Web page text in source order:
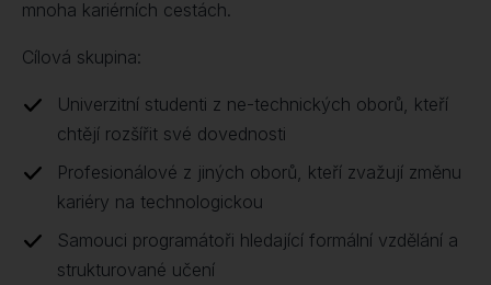
mnoha kariérních cestách.
Cílová skupina:
Univerzitní studenti z ne-technických oborů, kteří
chtějí rozšířit své dovednosti
Profesionálové z jiných oborů, kteří zvažují změnu
kariéry na technologickou
Samouci programátoři hledající formální vzdělání a
strukturované učení